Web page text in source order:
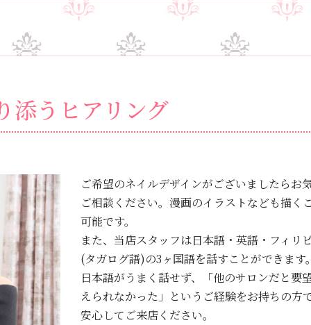
添うヒアリング
ご希望のネイルデザインがございましたらお
ご相談ください。漫画のイラストなども描く
可能です。
また、当店スタッフは日本語・英語・フィリ
(タガログ語)の3ヶ国語を話すことができます
日本語がうまく話せず、「他のサロンだと要
えられなかった」というご経験をお持ちの方
安心してご来店ください。